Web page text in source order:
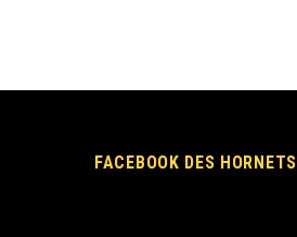
FACEBOOK DES HORNETS